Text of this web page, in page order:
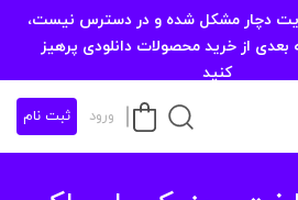
دچار مشکل شده و در دسترس نیست،
بعدی از خرید محصولات دانلودی پرهیز
کنید
ورود ثبت نام